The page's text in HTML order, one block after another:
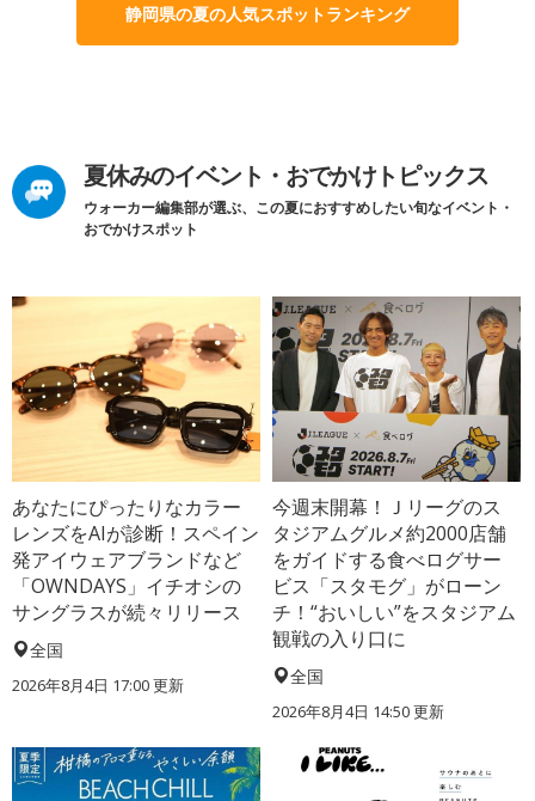
静岡県の夏の人気スポットランキング
夏休みのイベント・おでかけトピックス
ウォーカー編集部が選ぶ、この夏におすすめしたい旬なイベント・
おでかけスポット
あなたにぴったりなカラー
レンズをAIが診断！スペイン
発アイウェアブランドなど
「OWNDAYS」イチオシの
サングラスが続々リリース
全国
2026年8月4日 17:00更新
今週末開幕！Ｊリーグのス
タジアムグルメ約2000店舗
をガイドする食べログサー
ビス「スタモグ」がローン
チ！“おいしい”をスタジアム
観戦の入り口に
全国
2026年8月4日 14:50更新